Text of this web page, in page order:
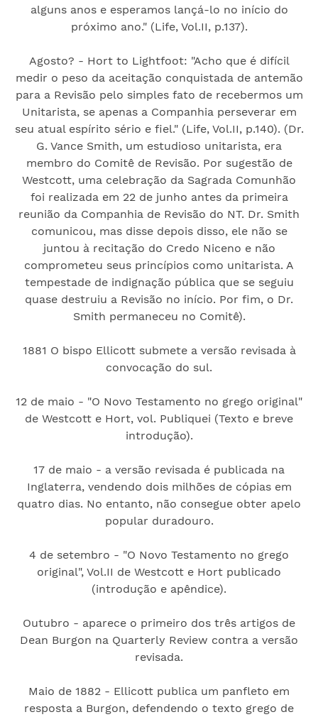
alguns anos e esperamos lançá-lo no início do
próximo ano." (Life, Vol.II, p.137).
Agosto? - Hort to Lightfoot: "Acho que é difícil
medir o peso da aceitação conquistada de antemão
para a Revisão pelo simples fato de recebermos um
Unitarista, se apenas a Companhia perseverar em
seu atual espírito sério e fiel." (Life, Vol.II, p.140). (Dr.
G. Vance Smith, um estudioso unitarista, era
membro do Comitê de Revisão. Por sugestão de
Westcott, uma celebração da Sagrada Comunhão
foi realizada em 22 de junho antes da primeira
reunião da Companhia de Revisão do NT. Dr. Smith
comunicou, mas disse depois disso, ele não se
juntou à recitação do Credo Niceno e não
comprometeu seus princípios como unitarista. A
tempestade de indignação pública que se seguiu
quase destruiu a Revisão no início. Por fim, o Dr.
Smith permaneceu no Comitê).
1881 O bispo Ellicott submete a versão revisada à
convocação do sul.
12 de maio - "O Novo Testamento no grego original"
de Westcott e Hort, vol. Publiquei (Texto e breve
introdução).
17 de maio - a versão revisada é publicada na
Inglaterra, vendendo dois milhões de cópias em
quatro dias. No entanto, não consegue obter apelo
popular duradouro.
4 de setembro - "O Novo Testamento no grego
original", Vol.II de Westcott e Hort publicado
(introdução e apêndice).
Outubro - aparece o primeiro dos três artigos de
Dean Burgon na Quarterly Review contra a versão
revisada.
Maio de 1882 - Ellicott publica um panfleto em
resposta a Burgon, defendendo o texto grego de